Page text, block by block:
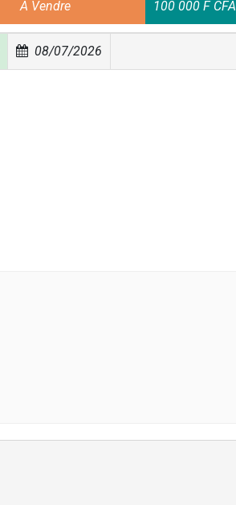
A Vendre 100 000 F CFA
08/07/2026